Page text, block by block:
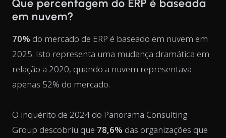
Que percentagem do ERP é baseada
em nuvem?
70% do mercado de ERP é baseado em nuvem em
2025. Isto representa uma mudança dramática em
relação a 2020, quando a nuvem representava
apenas 52% do mercado.
O inquérito de 2024 do Panorama Consulting
Group descobriu que 78,6% das organizações que